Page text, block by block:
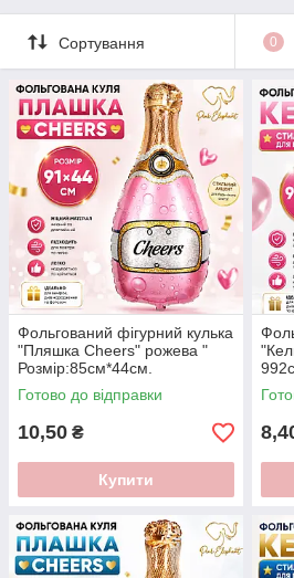
Сортування 0
Фольгований фігурний кулька
"Пляшка Cheers" рожева "
Розмір:85см*44см.
Готово до відправки
10,50 ₴
Купити